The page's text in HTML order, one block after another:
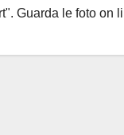
Guarda le foto on